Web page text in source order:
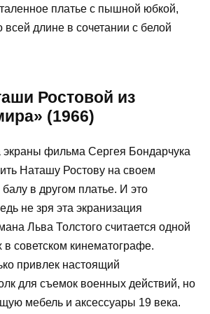
платье с пышной юбкой,
всей длине в сочетании с белой
Ростовой из
(1966)
фильма Сергея Бондарчука
Наташу Ростову на своем
в другом платье. И это
не зря эта экранизация
Льва Толстого считается одной
в советском кинематографе.
привлек настоящий
для съемок военных действий, но
мебель и аксессуары 19 века.